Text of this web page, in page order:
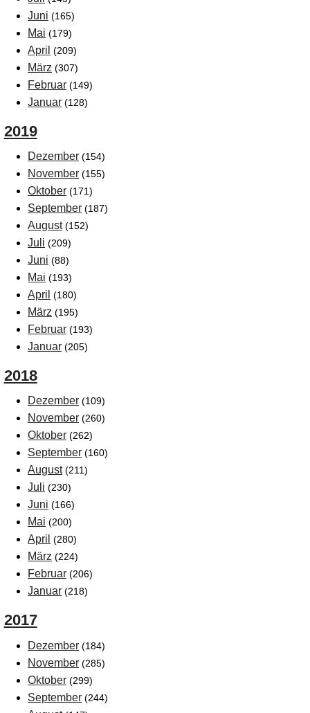
Juni (165)
Mai (179)
April (209)
März (307)
Februar (149)
Januar (128)
2019
Dezember (154)
November (155)
Oktober (171)
September (187)
August (152)
Juli (209)
Juni (88)
Mai (193)
April (180)
März (195)
Februar (193)
Januar (205)
2018
Dezember (109)
November (260)
Oktober (262)
September (160)
August (211)
Juli (230)
Juni (166)
Mai (200)
April (280)
März (224)
Februar (206)
Januar (218)
2017
Dezember (184)
November (285)
Oktober (299)
September (244)